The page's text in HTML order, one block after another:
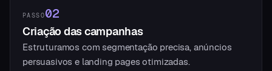
PASSO02
Criação das campanhas
Estruturamos com segmentação precisa, anúncios
persuasivos e landing pages otimizadas.